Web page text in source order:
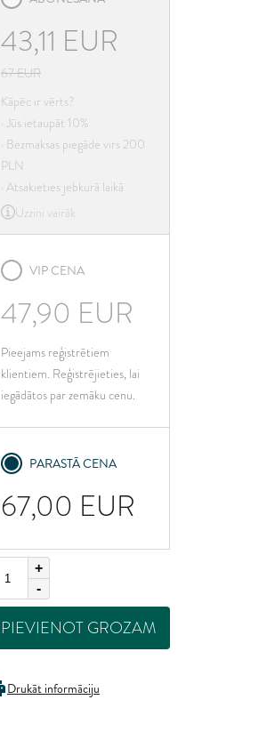
43,11 EUR
67EUR
Kāpēc ir vērts?
· Jūs ietaupāt 10%
· Bezmaksas piegāde virs 200
PLN
· Atsakieties jebkurā laikā
Uzzini vairāk
VIP CENA
47,90 EUR
Pieejams reģistrētiem
klientiem. Reģistrējieties, lai
iegādātos par zemāku cenu.
PARASTĀ CENA
67,00 EUR
+
-
PIEVIENOT GROZAM
Drukāt informāciju